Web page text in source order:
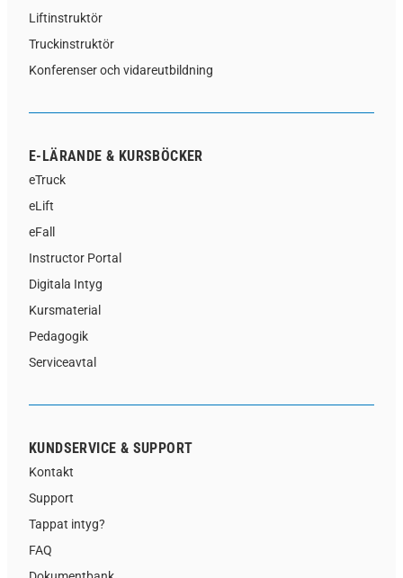
Liftinstruktör
Truckinstruktör
Konferenser och vidareutbildning
E-LÄRANDE & KURSBÖCKER
eTruck
eLift
eFall
Instructor Portal
Digitala Intyg
Kursmaterial
Pedagogik
Serviceavtal
KUNDSERVICE & SUPPORT
Kontakt
Support
Tappat intyg?
FAQ